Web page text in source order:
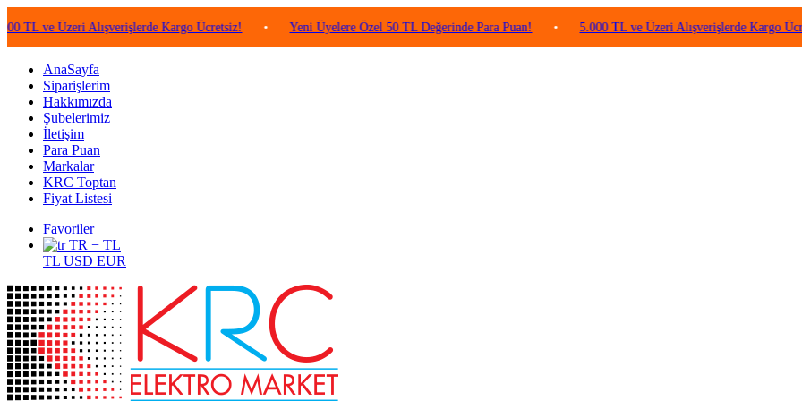
Üzeri Alışverişlerde Kargo Ücretsiz! • Yeni Üyelere Özel 50 TL Değerinde Para Puan! • 5.000 TL ve Üzeri Alışverişlerde Kargo Ücretsiz!
AnaSayfa
Siparişlerim
Hakkımızda
Şubelerimiz
İletişim
Para Puan
Markalar
KRC Toptan
Fiyat Listesi
Favoriler
TR − TL
TL USD EUR